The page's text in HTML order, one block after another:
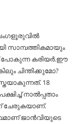
സാമ്പത്തികമായും
പോകുന്ന കരിയർ.ഈ
ചിന്തിക്കുമോ?
18
നാല്‍പ്പതാം
ചേരുകയാണ്.
ജാൻവിയുടെ